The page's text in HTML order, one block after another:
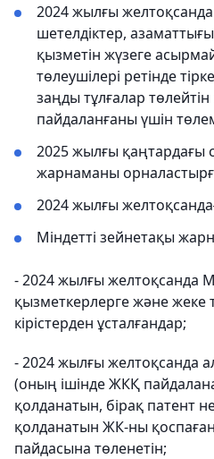
2024 жылғы желтоқсанда
шетелдіктер,
қызметін жүзеге
төлеушілері ретінде
заңды тұлғалар төлейтін
пайдаланғаны үшін
2025 жылғы қаңтардағы
жарнаманы
2024 жылғы
Міндетті зейнетақы
- 2024 жылғы
қызметкерлерге және жеке
кірістерден ұсталғандар;
- 2024 жылғы желтоқсанда
(оның ішінде ЖКҚ
қолданатын, бірақ патент
қолданатын ЖК-ны
пайдасына төленетін;